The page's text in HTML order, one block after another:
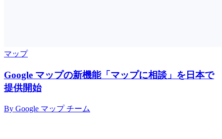
マップ
Google マップの新機能「マップに相談」を日本で
提供開始
By Google マップ チーム